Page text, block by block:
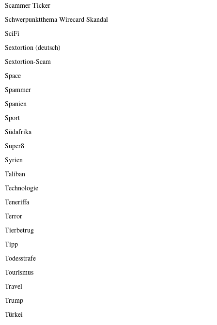
Scammer Ticker
Schwerpunktthema Wirecard Skandal
SciFi
Sextortion (deutsch)
Sextortion-Scam
Space
Spammer
Spanien
Sport
Südafrika
Super8
Syrien
Taliban
Technologie
Teneriffa
Terror
Tierbetrug
Tipp
Todesstrafe
Tourismus
Travel
Trump
Türkei